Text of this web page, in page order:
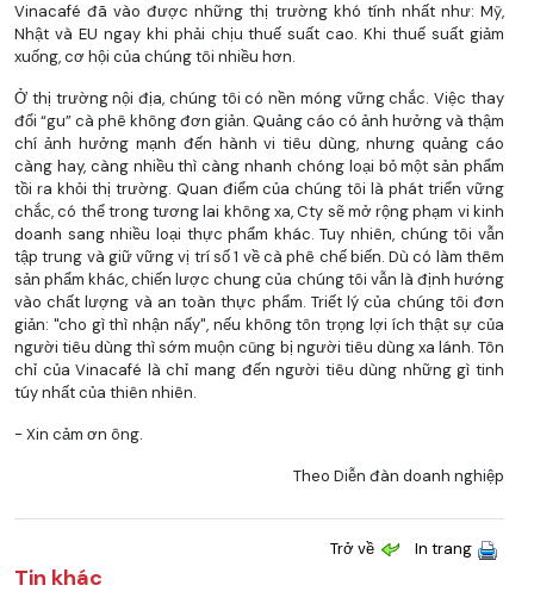
Vinacafé đã vào được những thị trường khó tính nhất như: Mỹ,
Nhật và EU ngay khi phải chịu thuế suất cao. Khi thuế suất giảm
xuống, cơ hội của chúng tôi nhiều hơn.
Ở thị trường nội địa, chúng tôi có nền móng vững chắc. Việc thay
đổi “gu” cà phê không đơn giản. Quảng cáo có ảnh hưởng và thậm
chí ảnh hưởng mạnh đến hành vi tiêu dùng, nhưng quảng cáo
càng hay, càng nhiều thì càng nhanh chóng loại bỏ một sản phẩm
tồi ra khỏi thị trường. Quan điểm của chúng tôi là phát triển vững
chắc, có thể trong tương lai không xa, Cty sẽ mở rộng phạm vi kinh
doanh sang nhiều loại thực phẩm khác. Tuy nhiên, chúng tôi vẫn
tập trung và giữ vững vị trí số 1 về cà phê chế biến. Dù có làm thêm
sản phẩm khác, chiến lược chung của chúng tôi vẫn là định hướng
vào chất lượng và an toàn thực phẩm. Triết lý của chúng tôi đơn
giản: "cho gì thì nhận nấy", nếu không tôn trọng lợi ích thật sự của
người tiêu dùng thì sớm muộn cũng bị người tiêu dùng xa lánh. Tôn
chỉ của Vinacafé là chỉ mang đến người tiêu dùng những gì tinh
túy nhất của thiên nhiên.
- Xin cảm ơn ông.
Theo Diễn đàn doanh nghiệp
Trở về In trang
Tin khác